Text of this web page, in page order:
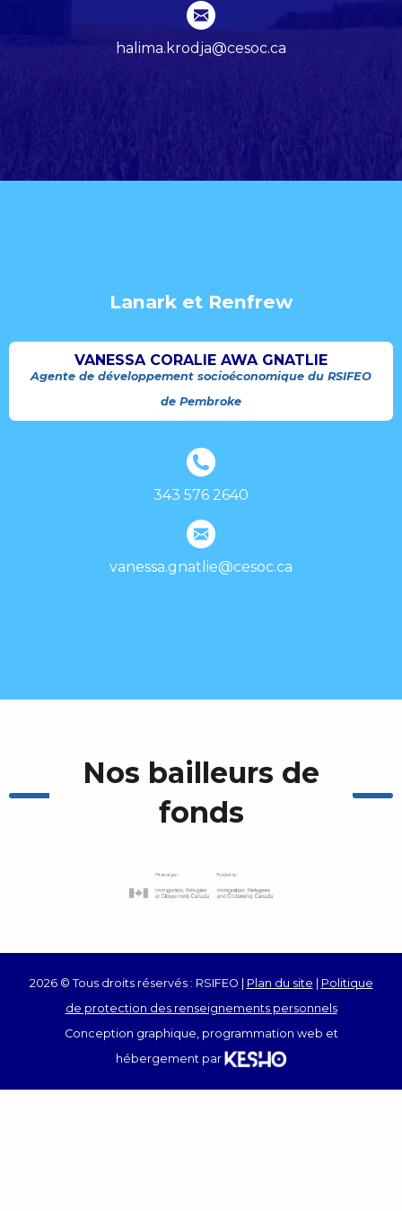
halima.krodja@cesoc.ca
Lanark et Renfrew
VANESSA CORALIE AWA GNATLIE
Agente de développement socioéconomique du RSIFEO
de Pembroke
343 576 2640
vanessa.gnatlie@cesoc.ca
Nos bailleurs de
fonds
2026 © Tous droits réservés : RSIFEO | Plan du site | Politique
de protection des renseignements personnels
Conception graphique, programmation web et
hébergement par